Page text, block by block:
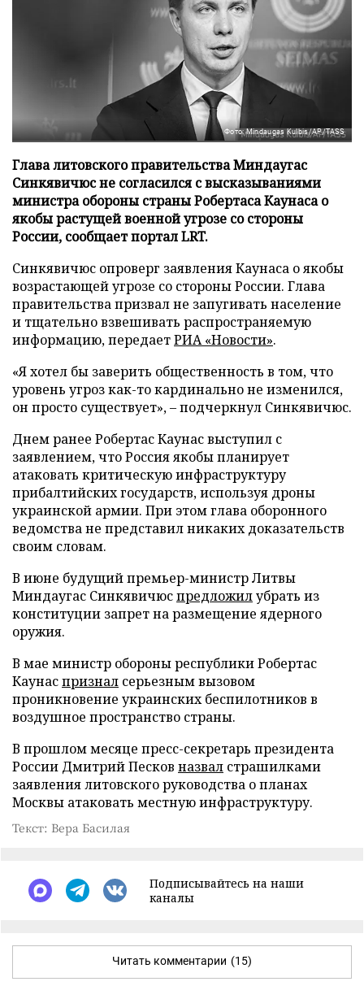
Фото: Mindaugas Kulbis/AP/TASS
Глава литовского правительства Миндаугас
Синкявичюс не согласился с высказываниями
министра обороны страны Робертаса Каунаса о
якобы растущей военной угрозе со стороны
России, сообщает портал LRT.
Синкявичюс опроверг заявления Каунаса о якобы
возрастающей угрозе со стороны России. Глава
правительства призвал не запугивать население
и тщательно взвешивать распространяемую
информацию, передаетРИА «Новости».
«Я хотел бы заверить общественность в том, что
уровень угроз как-то кардинально не изменился,
он просто существует», – подчеркнул Синкявичюс.
Днем ранее Робертас Каунас выступил с
заявлением, что Россия якобы планирует
атаковать критическую инфраструктуру
прибалтийских государств, используя дроны
украинской армии. При этом глава оборонного
ведомства не представил никаких доказательств
своим словам.
В июне будущий премьер-министр Литвы
Миндаугас Синкявичюспредложилубрать из
конституции запрет на размещение ядерного
оружия.
В мае министр обороны республики Робертас
Каунаспризнал серьезным вызовом
проникновение украинских беспилотников в
воздушное пространство страны.
В прошлом месяце пресс-секретарь президента
России Дмитрий Песков назвал страшилками
заявления литовского руководства о планах
Москвы атаковать местную инфраструктуру.
Текст: Вера Басилая
Подписывайтесь на наши
каналы
Читать комментарии (15)